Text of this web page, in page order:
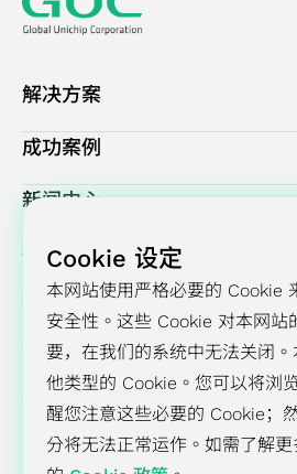
解决方案
成功案例
新闻中心
投资人关系
企业永续发展
GUC 公司简介
Cookie 设定
本网站使用严格必要的 Cookie
安全性。这些 Cookie 对本网站
要，在我们的系统中无法关闭
他类型的 Cookie。您可以将浏
醒您注意这些必要的 Cookie；
分将无法正常运作。如需了解